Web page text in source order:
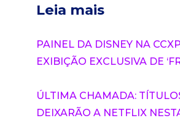
Leia mais
PAINEL DA DISNEY NA
EXIBIÇÃO EXCLUSIVA DE
ÚLTIMA CHAMADA:
DEIXARÃO A NETFLIX